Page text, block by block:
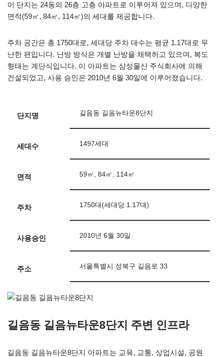
이 단지는 24동의 26층 고층 아파트로 이루어져 있으며, 다양한
면적(59㎡, 84㎡, 114㎡)의 세대를 제공합니다.
주차 공간은 총 1750대로, 세대당 주차 대수는 평균 1.17대로 무
난한 편입니다. 난방 방식은 개별 난방을 채택하고 있으며, 복도
형태는 계단식입니다. 이 아파트는 삼성물산 주식회사에 의해
건설되었고, 사용 승인은 2010년 6월 30일에 이루어졌습니다.
단지명 길음동 길음뉴타운8단지
세대수 1497세대
면적 59㎡, 84㎡, 114㎡
주차 1750대(세대당 1.17대)
사용승인 2010년 6월 30일
주소 서울특별시 성북구 길음로 33
길음동 길음뉴타운8단지 주변 인프라
길음동 길음뉴타운8단지 아파트는 교육, 교통, 상업시설, 공원